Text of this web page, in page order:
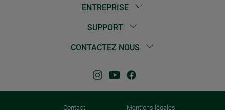
ENTREPRISE
SUPPORT
CONTACTEZ NOUS
Contact Mentions légales